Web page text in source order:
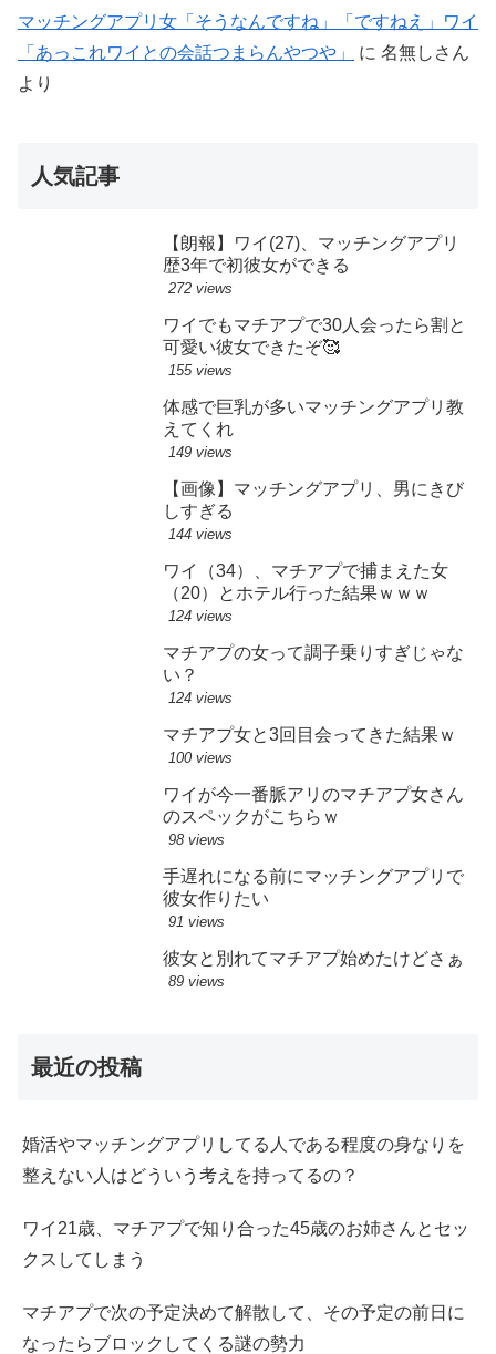
マッチングアプリ女「そうなんですね」「ですねえ」ワイ
「あっこれワイとの会話つまらんやつや」
に 名無しさん
より
人気記事
【朗報】ワイ(27)、マッチングアプリ
歴3年で初彼女ができる
272 views
ワイでもマチアプで30人会ったら割と
可愛い彼女できたぞ🥰
155 views
体感で巨乳が多いマッチングアプリ教
えてくれ
149 views
【画像】マッチングアプリ、男にきび
しすぎる
144 views
ワイ（34）、マチアプで捕まえた女
（20）とホテル行った結果ｗｗｗ
124 views
マチアプの女って調子乗りすぎじゃな
い？
124 views
マチアプ女と3回目会ってきた結果ｗ
100 views
ワイが今一番脈アリのマチアプ女さん
のスペックがこちらｗ
98 views
手遅れになる前にマッチングアプリで
彼女作りたい
91 views
彼女と別れてマチアプ始めたけどさぁ
89 views
最近の投稿
婚活やマッチングアプリしてる人である程度の身なりを
整えない人はどういう考えを持ってるの？
ワイ21歳、マチアプで知り合った45歳のお姉さんとセッ
クスしてしまう
マチアプで次の予定決めて解散して、その予定の前日に
なったらブロックしてくる謎の勢力